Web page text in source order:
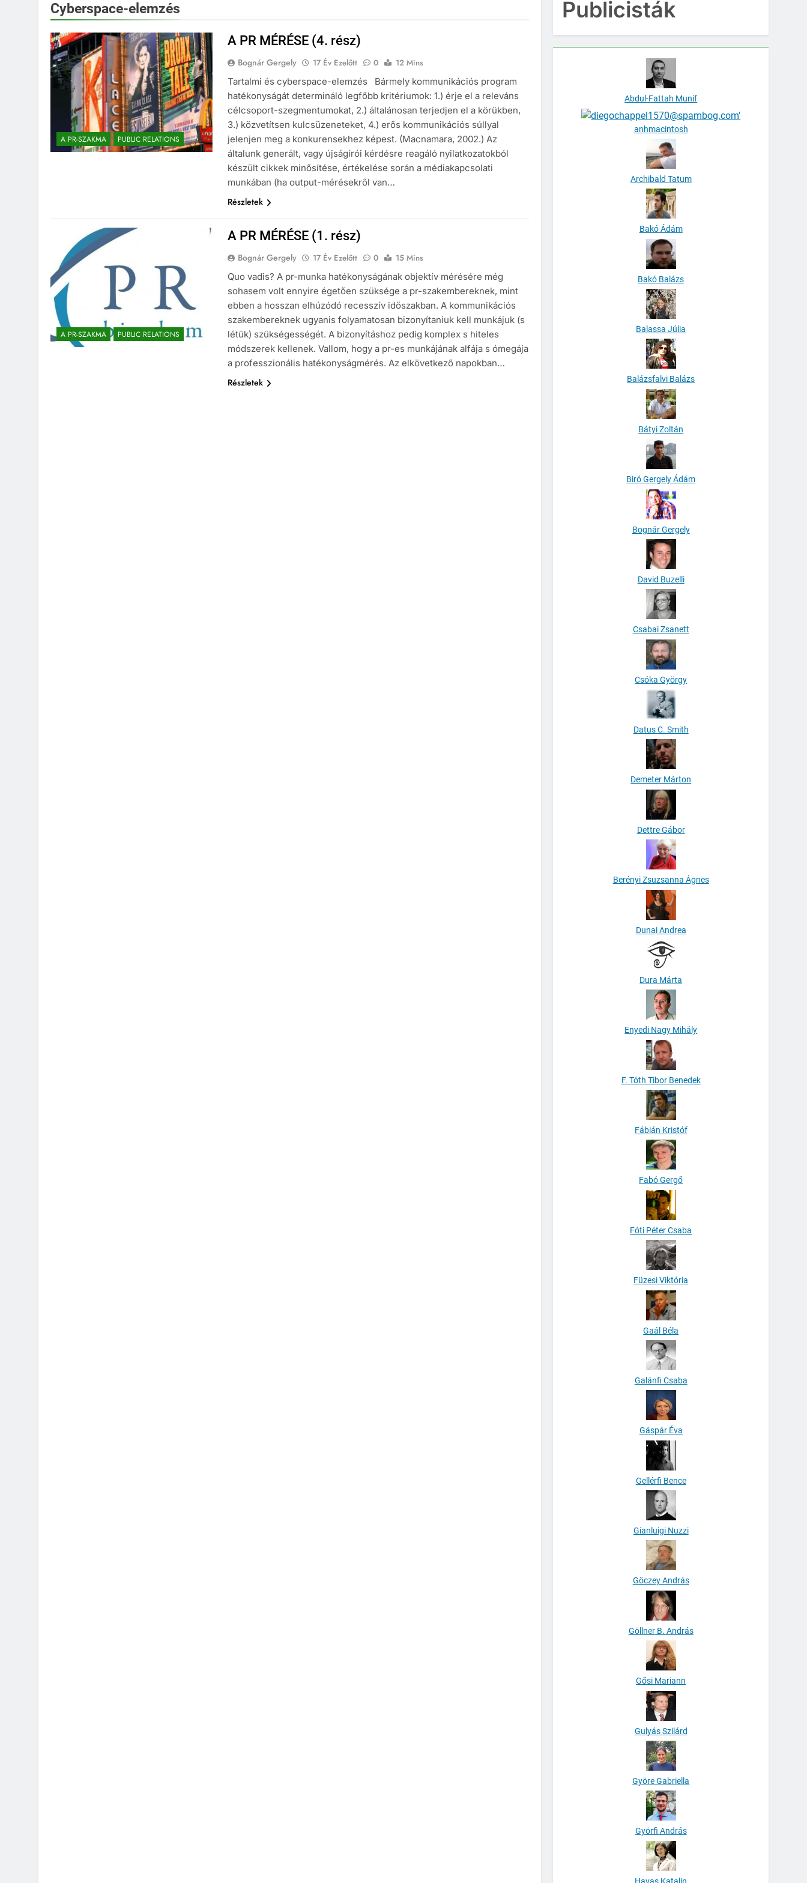
Cyberspace-elemzés
A PR-SZAKMA PUBLIC RELATIONS
A PR MÉRÉSE (4. rész)
Bognár Gergely 17 Év Ezelőtt 0
12 Mins
Tartalmi és cyberspace-elemzés Bármely kommunikációs program
hatékonyságát determináló legfőbb kritériumok: 1.) érje el a releváns
célcsoport-szegmentumokat, 2.) általánosan terjedjen el a körükben,
3.) közvetítsen kulcsüzeneteket, 4.) erős kommunikációs súllyal
jelenjen meg a konkurensekhez képest. (Macnamara, 2002.) Az
általunk generált, vagy újságírói kérdésre reagáló nyilatkozatokból
készült cikkek minősítése, értékelése során a médiakapcsolati
munkában (ha output-mérésekről van…
Részletek
A PR-SZAKMA PUBLIC RELATIONS
A PR MÉRÉSE (1. rész)
Bognár Gergely 17 Év Ezelőtt 0
15 Mins
Quo vadis? A pr-munka hatékonyságának objektív mérésére még
sohasem volt ennyire égetően szüksége a pr-szakembereknek, mint
ebben a hosszan elhúzódó recesszív időszakban. A kommunikációs
szakembereknek ugyanis folyamatosan bizonyítaniuk kell munkájuk (s
létük) szükségességét. A bizonyításhoz pedig komplex s hiteles
módszerek kellenek. Vallom, hogy a pr-es munkájának alfája s ómegája
a professzionális hatékonyságmérés. Az elkövetkező napokban…
Részletek
Publicisták
Abdul-Fattah Munif
anhmacintosh
Archibald Tatum
Bakó Ádám
Bakó Balázs
Balassa Júlia
Balázsfalvi Balázs
Bátyi Zoltán
Biró Gergely Ádám
Bognár Gergely
David Buzelli
Csabai Zsanett
Csóka György
Datus C. Smith
Demeter Márton
Dettre Gábor
Berényi Zsuzsanna Ágnes
Dunai Andrea
Dura Márta
Enyedi Nagy Mihály
F. Tóth Tibor Benedek
Fábián Kristóf
Fabó Gergő
Fóti Péter Csaba
Füzesi Viktória
Gaál Béla
Galánfi Csaba
Gáspár Éva
Gellérfi Bence
Gianluigi Nuzzi
Göczey András
Göllner B. András
Gősi Mariann
Gulyás Szilárd
Györe Gabriella
Györfi András
Havas Katalin